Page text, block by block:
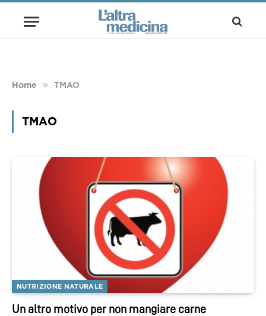
Home » TMAO
TMAO
NUTRIZIONE NATURALE
Un altro motivo per non mangiare carne